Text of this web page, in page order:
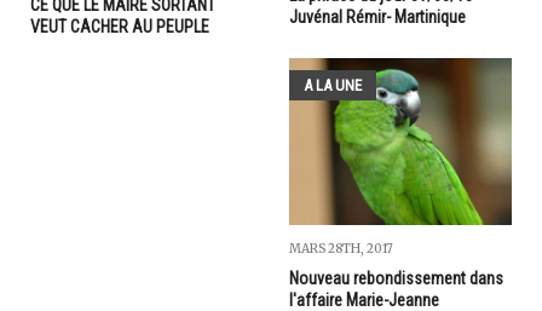
CE QUE LE MAIRE SORTANT
VEUT CACHER AU PEUPLE
Juvénal Rémir- Martinique
A LA UNE
MARS 28TH, 2017
Nouveau rebondissement dans
l'affaire Marie-Jeanne